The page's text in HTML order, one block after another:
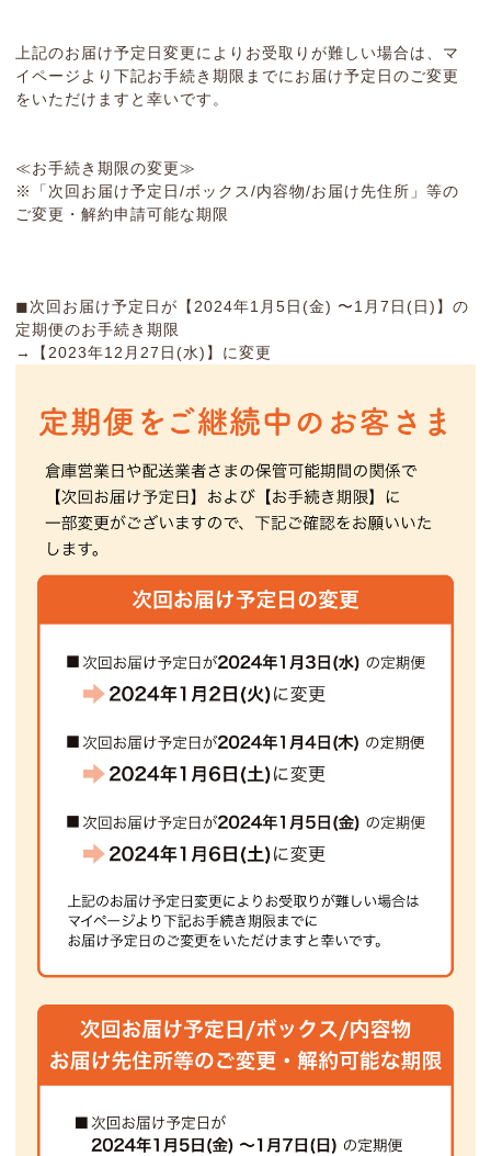
上記のお届け予定日変更によりお受取りが難しい場合は、マ
イページより下記お手続き期限までにお届け予定日のご変更
をいただけますと幸いです。
≪お手続き期限の変更≫
※「次回お届け予定日/ボックス/内容物/お届け先住所」等の
ご変更・解約申請可能な期限
◼︎次回お届け予定日が【2024年1月5日(金) 〜1月7日(日)】の
定期便のお手続き期限
→【2023年12月27日(水)】に変更